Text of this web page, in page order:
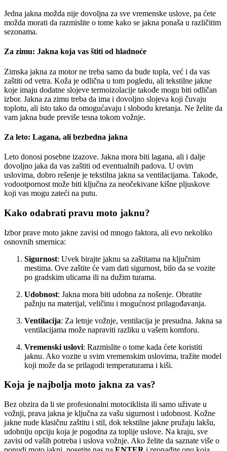
Jedna jakna možda nije dovoljna za sve vremenske uslove, pa ćete
možda morati da razmislite o tome kako se jakna ponaša u različitim
sezonama.
Za zimu: Jakna koja vas štiti od hladnoće
Zimska jakna za motor ne treba samo da bude topla, već i da vas
zaštiti od vetra. Koža je odlična u tom pogledu, ali tekstilne jakne
koje imaju dodatne slojeve termoizolacije takođe mogu biti odličan
izbor. Jakna za zimu treba da ima i dovoljno slojeva koji čuvaju
toplotu, ali isto tako da omogućavaju i slobodu kretanja. Ne želite da
vam jakna bude previše tesna tokom vožnje.
Za leto: Lagana, ali bezbedna jakna
Leto donosi posebne izazove. Jakna mora biti lagana, ali i dalje
dovoljno jaka da vas zaštiti od eventualnih padova. U ovim
uslovima, dobro rešenje je tekstilna jakna sa ventilacijama. Takođe,
vodootpornost može biti ključna za neočekivane kišne pljuskove
koji vas mogu zateći na putu.
Kako odabrati pravu moto jaknu?
Izbor prave moto jakne zavisi od mnogo faktora, ali evo nekoliko
osnovnih smernica:
Sigurnost: Uvek birajte jaknu sa zaštitama na ključnim
mestima. Ove zaštite će vam dati sigurnost, bilo da se vozite
po gradskim ulicama ili na dužim turama.
Udobnost: Jakna mora biti udobna za nošenje. Obratite
pažnju na materijal, veličinu i mogućnost prilagođavanja.
Ventilacija: Za letnje vožnje, ventilacija je presudna. Jakna sa
ventilacijama može napraviti razliku u vašem komforu.
Vremenski uslovi: Razmislite o tome kada ćete koristiti
jaknu. Ako vozite u svim vremenskim uslovima, tražite model
koji može da se prilagodi temperaturama i kiši.
Koja je najbolja moto jakna za vas?
Bez obzira da li ste profesionalni motociklista ili samo uživate u
vožnji, prava jakna je ključna za vašu sigurnost i udobnost. Kožne
jakne nude klasičnu zaštitu i stil, dok tekstilne jakne pružaju lakšu,
udobniju opciju koja je pogodna za toplije uslove. Na kraju, sve
zavisi od vaših potreba i uslova vožnje. Ako želite da saznate više o